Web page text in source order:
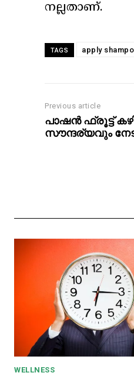
നല്ലതാണ്.
TAGS apply shampo
Previous article
പാഷന്‍ ഫ്രൂട്ട്
സൗന്ദര്യവും
WELLNESS